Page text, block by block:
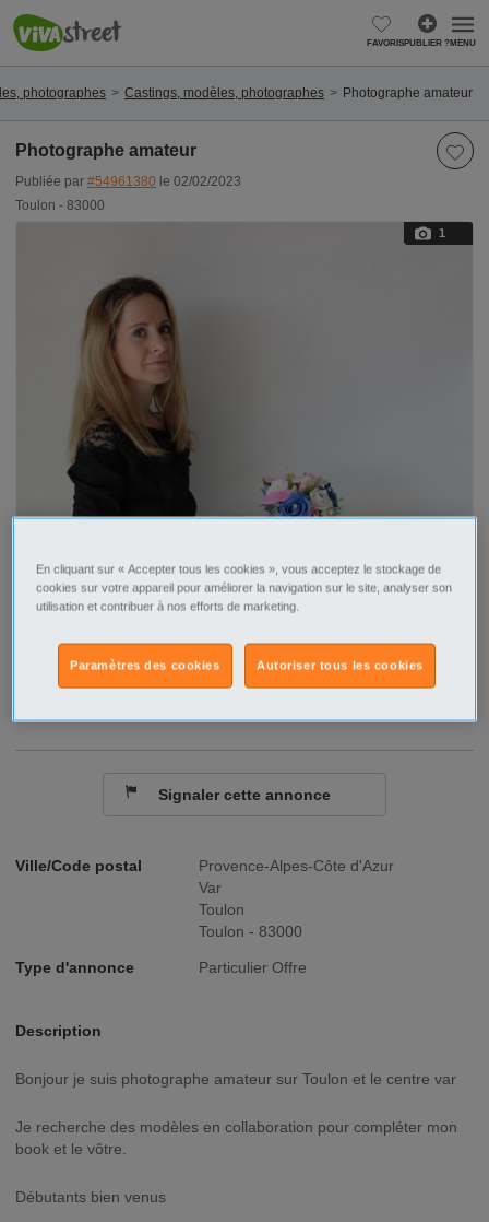
FAVORISPUBLIER ?MENU
photographes Castings, modèles, photographes Photographe amateur
Photographe amateur
Publiée par #54961380 le 02/02/2023
Toulon - 83000
1
Ville/Code postal
Provence-Alpes-Côte d'Azur
Var
Toulon
Toulon - 83000
Type d'annonce Particulier Offre
Description
Bonjour je suis photographe amateur sur Toulon et le centre var
Je recherche des modèles en collaboration pour compléter mon
book et le vôtre.
Débutants bien venus
Contacter par email
Signaler cette annonce
En cliquant sur « Accepter tous les cookies », vous acceptez le stockage de
cookies sur votre appareil pour améliorer la navigation sur le site, analyser son
utilisation et contribuer à nos efforts de marketing.
Autoriser tous les cookies
Paramètres des cookies